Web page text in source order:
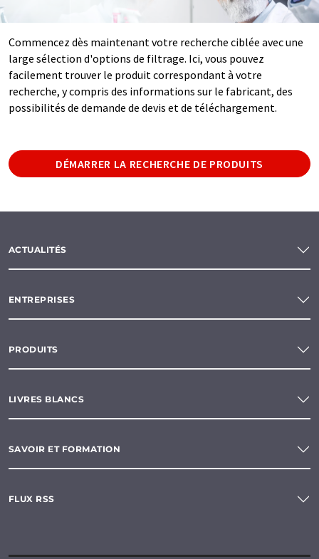
Commencez dès maintenant votre recherche ciblée avec une
large sélection d'options de filtrage. Ici, vous pouvez
facilement trouver le produit correspondant à votre
recherche, y compris des informations sur le fabricant, des
possibilités de demande de devis et de téléchargement.
DÉMARRER LA RECHERCHE DE PRODUITS
ACTUALITÉS
ENTREPRISES
PRODUITS
LIVRES BLANCS
SAVOIR ET FORMATION
FLUX RSS